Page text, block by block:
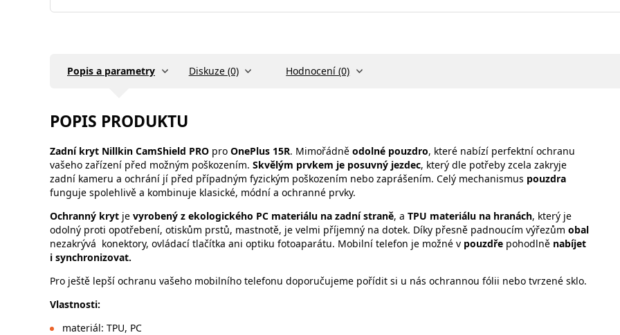
Popis a parametry Diskuze (0) Hodnocení (0)
POPIS PRODUKTU
Zadní kryt Nillkin CamShield PRO pro OnePlus 15R. Mimořádně odolné pouzdro, které nabízí perfektní ochranu
vašeho zařízení před možným poškozením. Skvělým prvkem je posuvný jezdec, který dle potřeby zcela zakryje
zadní kameru a ochrání jí před případným fyzickým poškozením nebo zaprášením. Celý mechanismus pouzdra
funguje spolehlivě a kombinuje klasické, módní a ochranné prvky.
Ochranný kryt je vyrobený z ekologického PC materiálu na zadní straně, a TPU materiálu na hranách, který je
odolný proti opotřebení, otiskům prstů, mastnotě, je velmi příjemný na dotek. Díky přesně padnoucím výřezům obal
nezakrývá konektory, ovládací tlačítka ani optiku fotoaparátu. Mobilní telefon je možné v pouzdře pohodlně nabíjet
i synchronizovat.
Pro ještě lepší ochranu vašeho mobilního telefonu doporučujeme pořídit si u nás ochrannou fólii nebo tvrzené sklo.
Vlastnosti:
materiál: TPU, PC